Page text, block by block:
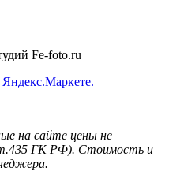
Fe-foto.ru
на сайте цены не
ГК РФ). Стоимость и